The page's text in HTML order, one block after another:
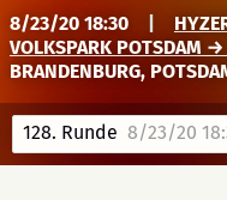
8/23/20 18:30
VOLKSPARK POTSDAM
BRANDENBURG,
128. Runde 8/23/20